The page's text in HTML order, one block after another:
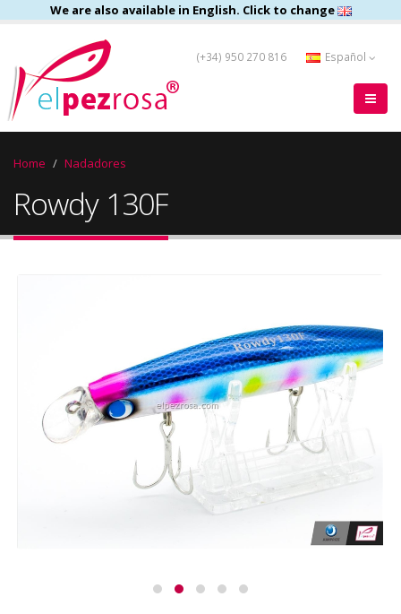
We are also available in English. Click to change
(+34) 950 270 816 Español
Home Nadadores
Rowdy 130F